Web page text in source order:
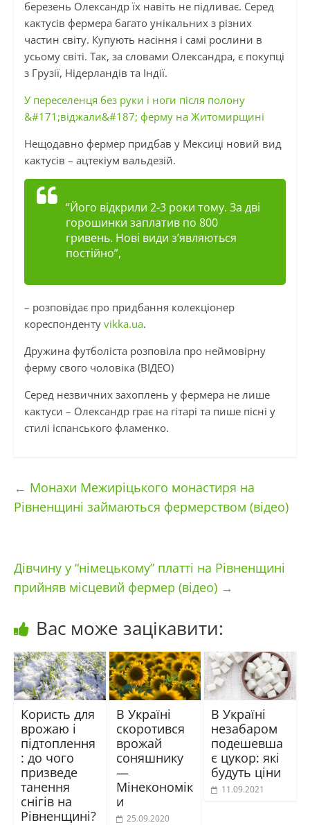
березень Олександр їх навіть не підливає. Серед
кактусів фермера багато унікальних з різних
частин світу. Купують насіння і самі рослини в
усьому світі. Так, за словами Олександра, є покупці
з Грузії, Нідерландів та Індії.
У переселенця без руки і ноги після полону
&#171;віджали&#187; ферму на Житомирщині
Нещодавно фермер придбав у Мексиці новий вид
кактусів – ацтекіум вальдезій.
“Його відкрили 2-3 роки тому. За дві
горошинки заплатив по 800
гривень. Нові види з’являються
постійно”,
– розповідає про придбання колекціонер
кореспонденту vikka.ua.
Дружина футболіста розповіла про неймовірну
ферму свого чоловіка (ВІДЕО)
Серед незвичних захоплень у фермера не лише
кактуси – Олександр грає на гітарі та пише пісні у
стилі іспанського фламенко.
← Монахи Межиріцького монастиря на
Рівненщині займаються фермерством (відео)
Дівчину у “німецькому” платті на Рівненщині
прийняв місцевий фермер (відео) →
Вас може зацікавити:
Користь для
врожаю і
підтоплення
: до чого
призведе
танення
снігів на
Рівненщині?
В Україні
скоротився
врожай
соняшнику
—
Мінекономік
и
25.09.2020
В Україні
незабаром
подешевша
є цукор: які
будуть ціни
11.09.2021